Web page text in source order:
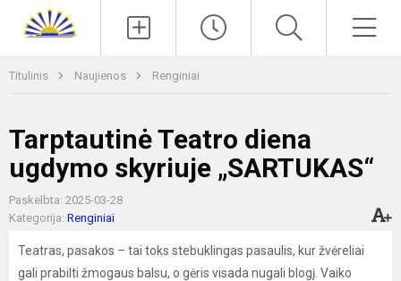
Titulinis Naujienos Renginiai
Tarptautinė Teatro diena
ugdymo skyriuje „SARTUKAS“
Paskelbta: 2025-03-28
Kategorija: Renginiai
Teatras, pasakos – tai toks stebuklingas pasaulis, kur žvėreliai
gali prabilti žmogaus balsu, o gėris visada nugali blogį. Vaiko